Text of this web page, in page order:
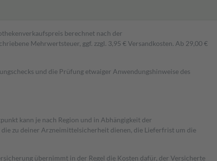
berechnet nach der
Mehrwertsteuer, ggf. zzgl. 3,95 € Versandkosten. Ab 29,00 €
und die Prüfung etwaiger Anwendungshinweise des
kann je nach Region und in Abhängigkeit der
zu deiner Arzneimittelsicherheit dienen, die Lieferfrist um die
übernimmt in der Regel die Kosten dafür, der Versicherte